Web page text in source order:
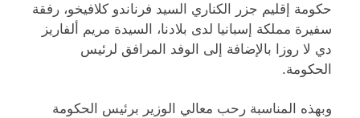
حكومة إقليم جزر الكناري السيد فرناندو كلافيخو، رفقة
سفيرة مملكة إسبانيا لدى بلادنا، السيدة مريم ألفاريز
دي لا روزا بالإضافة إلى الوفد المرافق لرئيس
الحكومة.
وبهذه المناسبة رحب معالي الوزير برئيس الحكومة